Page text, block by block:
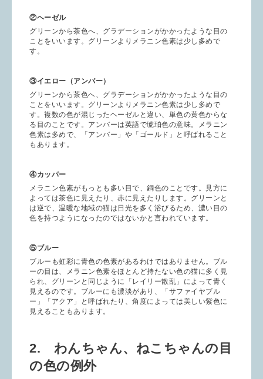
②ヘーゼル
グリーンから茶色へ、グラデーションがかかったような目の
ことをいいます。グリーンよりメラニン色素は少し多めで
す。
③イエロー（アンバー）
グリーンから茶色へ、グラデーションがかかったような目の
ことをいいます。グリーンよりメラニン色素は少し多めで
す。複数の色が混じったヘーゼルと違い、単色の黄色からな
る目のことです。アンバーは英語で琥珀色の意味。メラニン
色素は多めで、「アンバー」や「ゴールド」と呼ばれること
もあります。
④カッパー
メラニン色素がもっとも多い目で、銅色のことです。見方に
よっては茶色に見えたり、赤に見えたりします。グリーンと
は逆で、温暖な地域の猫は日光を多く浴びるため、濃い目の
色を持つようになったのではないかと言われています。
⑤ブルー
ブルーも虹彩に青色の色素があるわけではありません。ブル
ーの目は、メラニン色素をほとんど持たない色の猫に多く見
られ、グリーンと同じように「レイリー散乱」によって青く
見えるのです。ブルーにも濃淡があり、「サファイヤブル
ー」「アクア」と呼ばれたり、角度によっては美しい紫色に
見えることもあります。
2. わんちゃん、ねこちゃんの目
の色の例外